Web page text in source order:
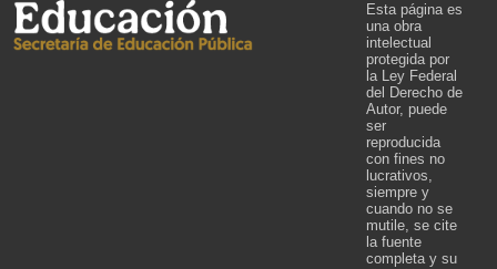
Esta página es
una obra
intelectual
protegida por
la Ley Federal
del Derecho de
Autor, puede
ser
reproducida
con fines no
lucrativos,
siempre y
cuando no se
mutile, se cite
la fuente
completa y su